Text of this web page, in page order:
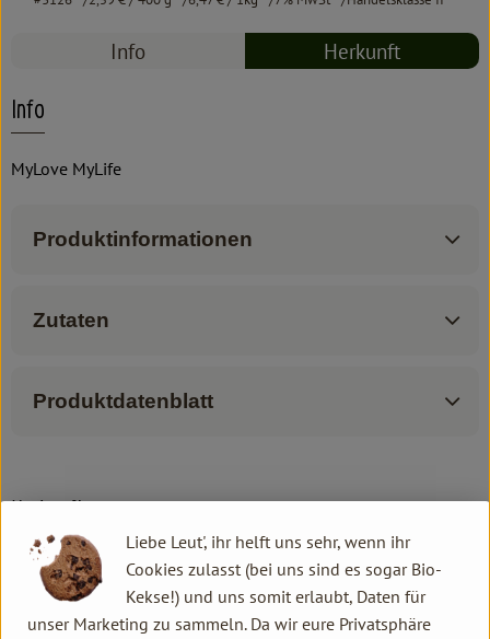
Info Herkunft
Info
MyLove MyLife
Produktinformationen
Zutaten
Produktdatenblatt
Hersteller: My Love - My Life
AT
Liebe Leut', ihr helft uns sehr, wenn ihr
Cookies zulasst (bei uns sind es sogar Bio-
Kekse!) und uns somit erlaubt, Daten für
unser Marketing zu sammeln. Da wir eure Privatsphäre